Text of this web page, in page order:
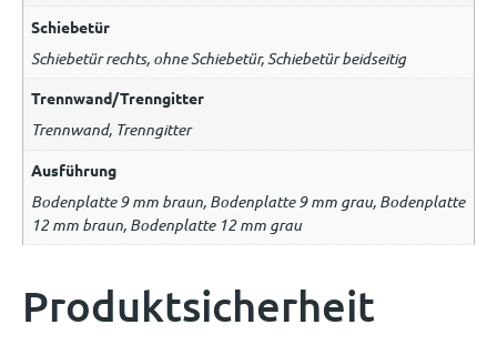
Schiebetür
Schiebetür rechts, ohne Schiebetür, Schiebetür beidseitig
Trennwand/Trenngitter
Trennwand, Trenngitter
Ausführung
Bodenplatte 9 mm braun, Bodenplatte 9 mm grau, Bodenplatte
12 mm braun, Bodenplatte 12 mm grau
Produktsicherheit